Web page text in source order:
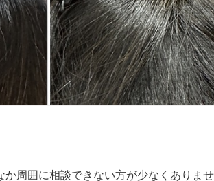
周囲に相談できない方が少なくありま